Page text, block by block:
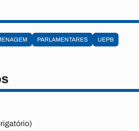
PARLAMENTARES UEPB